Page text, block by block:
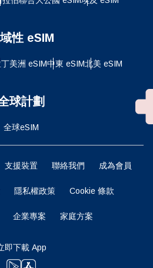
性 eSIM
美洲 eSIM中東 eSIM北美 eSIM
球計劃
全球eSIM
支援裝置 聯絡我們 成為會員
隱私權政策 Cookie 條款
企業專案 家庭方案
即下載 App